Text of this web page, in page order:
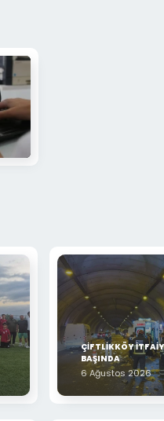
ÇİFTLİKKÖY
BAŞINDA
6 Ağustos 2026